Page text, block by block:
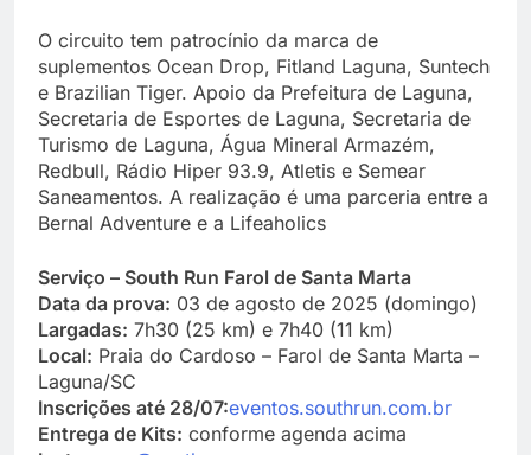
O circuito tem patrocínio da marca de
suplementos Ocean Drop, Fitland Laguna, Suntech
e Brazilian Tiger. Apoio da Prefeitura de Laguna,
Secretaria de Esportes de Laguna, Secretaria de
Turismo de Laguna, Água Mineral Armazém,
Redbull, Rádio Hiper 93.9, Atletis e Semear
Saneamentos. A realização é uma parceria entre a
Bernal Adventure e a Lifeaholics
Serviço – South Run Farol de Santa Marta
Data da prova: 03 de agosto de 2025 (domingo)
Largadas: 7h30 (25 km) e 7h40 (11 km)
Local: Praia do Cardoso – Farol de Santa Marta –
Laguna/SC
Inscrições até 28/07:eventos.southrun.com.br
Entrega de Kits: conforme agenda acima